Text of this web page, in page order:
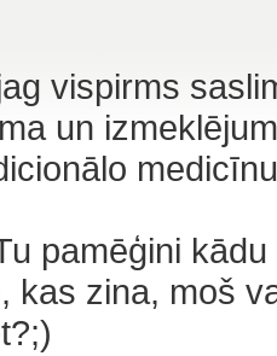
vispirms
un
pamēģini
kas zina, moš